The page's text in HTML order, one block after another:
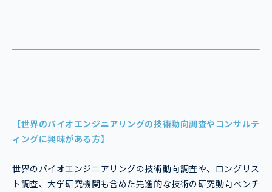
【世界のバイオエンジニアリングの技術動向調査やコンサルテ
ィングに興味がある方】
世界のバイオエンジニアリングの技術動向調査や、ロングリス
ト調査、大学研究機関も含めた先進的な技術の研究動向ベンチ